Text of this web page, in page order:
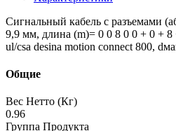
Сигнальный кабель с разъемами
9,9 мм, длина (m)= 0 0 8 0 0 + 0 +
ul/csa desina motion connect 800,
Общие
Вес Нетто (Кг)
0.96
Группа Продукта